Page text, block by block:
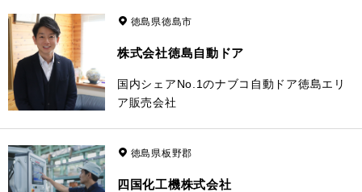
徳島県徳島市
株式会社徳島自動ドア
国内シェアNo.1のナブコ自動ドア徳島エリ
ア販売会社
徳島県板野郡
四国化工機株式会社